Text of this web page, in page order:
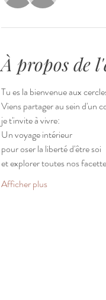
À propos de
Tu es la bienvenue aux
Viens partager au sein d'un
je t'invite à vivre:
Un voyage intérieur
pour oser la liberté d'être soi
et explorer toutes nos
Afficher plus